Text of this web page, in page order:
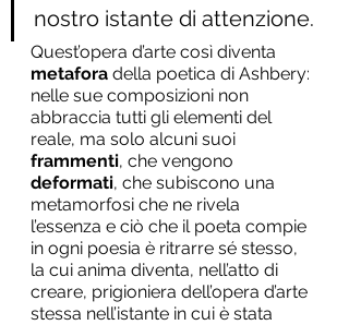
nostro istante di attenzione.
Quest’opera d’arte così diventa
metafora della poetica di Ashbery:
nelle sue composizioni non
abbraccia tutti gli elementi del
reale, ma solo alcuni suoi
frammenti, che vengono
deformati, che subiscono una
metamorfosi che ne rivela
l’essenza e ciò che il poeta compie
in ogni poesia è ritrarre sé stesso,
la cui anima diventa, nell’atto di
creare, prigioniera dell’opera d’arte
stessa nell’istante in cui è stata